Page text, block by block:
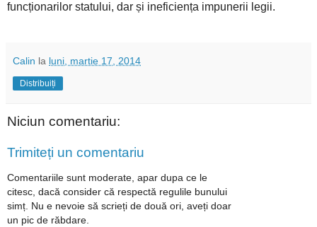
funcționarilor statului, dar și ineficiența impunerii legii.
Calin la luni, martie 17, 2014
Distribuiți
Niciun comentariu:
Trimiteți un comentariu
Comentariile sunt moderate, apar dupa ce le
citesc, dacă consider că respectă regulile bunului
simț. Nu e nevoie să scrieți de două ori, aveți doar
un pic de răbdare.